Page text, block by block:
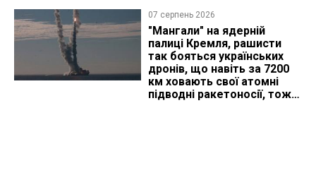
07 серпень 2026
"Мангали" на ядерній
палиці Кремля, рашисти
так бояться українських
дронів, що навіть за 7200
км ховають свої атомні
підводні ракетоносії, тож